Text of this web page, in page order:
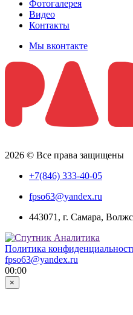
Фотогалерея
Видео
Контакты
Мы вконтакте
2026 © Все права защищены
+7(846) 333-40-05
fpso63@yandex.ru
443071, г. Самара,
Политика
fpso63@yandex.ru
00:00
×